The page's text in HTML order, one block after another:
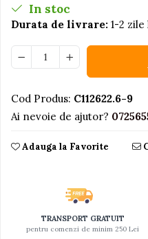
Jucarii educative din lemn
Muzica si instrumente
Plastilina
Proiectoare
Saltelute si centre de
Seturi de doctor
Trenulete
In stoc
Durata de livrare: 1-2
Cod Produs: C112622.6-9
Ai nevoie de ajutor?
Adauga la Favorite
TRANSPORT GRATUIT
pentru comenzi de minim 250 Lei